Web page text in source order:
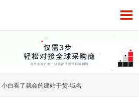

小白看了就会的建站干货-域名